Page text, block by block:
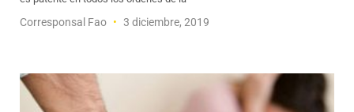
Corresponsal Fao 3 diciembre, 2019